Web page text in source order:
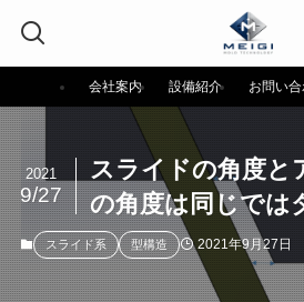
会社案内 設備紹介 お問い
スライドの角度と
の角度は同じでは
2021
9/27
スライド系 型構造 2021年9月27日